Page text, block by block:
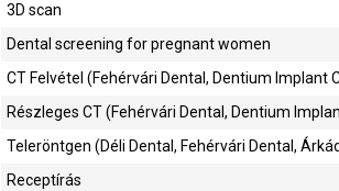
3D scan
Dental screening for pregnant women
CT Felvétel (Fehérvári Dental, Dentium Implant
Részleges CT (Fehérvári Dental, Dentium
Teleröntgen (Déli Dental, Fehérvári Dental,
Receptírás